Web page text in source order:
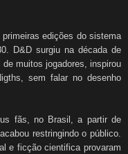
edições do sistema
D&D surgiu na década de
muitos jogadores, inspirou
sem falar no desenho
fãs, no Brasil, a partir de
restringindo o público.
e ficção cientifica provaram